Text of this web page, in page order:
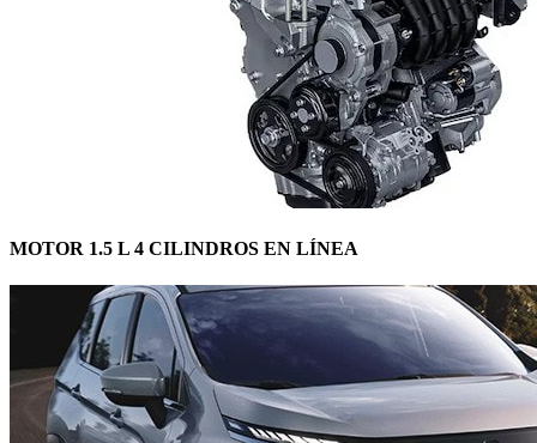
MOTOR 1.5 L 4 CILINDROS EN LÍNEA